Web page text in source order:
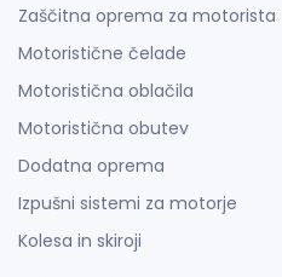
Zaščitna oprema za motorista
Motoristične čelade
Motoristična oblačila
Motoristična obutev
Dodatna oprema
Izpušni sistemi za motorje
Kolesa in skiroji